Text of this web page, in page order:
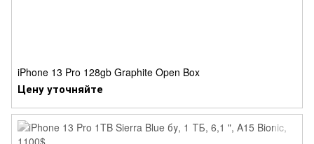
iPhone 13 Pro 128gb Graphite Open Box
Цену уточняйте